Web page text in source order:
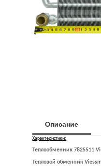
Описание
Характеристики:
Теплообменник 7825511
Тепловой обменник